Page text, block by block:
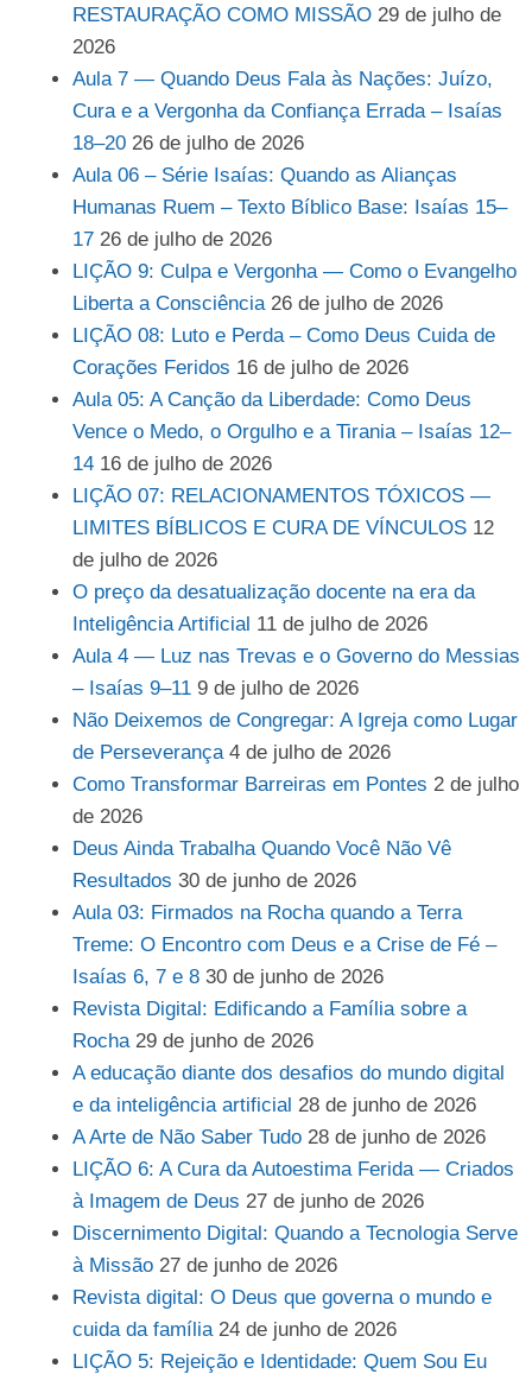
RESTAURAÇÃO COMO MISSÃO 29 de julho de
2026
Aula 7 — Quando Deus Fala às Nações: Juízo,
Cura e a Vergonha da Confiança Errada – Isaías
18–20 26 de julho de 2026
Aula 06 – Série Isaías: Quando as Alianças
Humanas Ruem – Texto Bíblico Base: Isaías 15–
17 26 de julho de 2026
LIÇÃO 9: Culpa e Vergonha — Como o Evangelho
Liberta a Consciência 26 de julho de 2026
LIÇÃO 08: Luto e Perda – Como Deus Cuida de
Corações Feridos 16 de julho de 2026
Aula 05: A Canção da Liberdade: Como Deus
Vence o Medo, o Orgulho e a Tirania – Isaías 12–
14 16 de julho de 2026
LIÇÃO 07: RELACIONAMENTOS TÓXICOS —
LIMITES BÍBLICOS E CURA DE VÍNCULOS 12
de julho de 2026
O preço da desatualização docente na era da
Inteligência Artificial 11 de julho de 2026
Aula 4 — Luz nas Trevas e o Governo do Messias
– Isaías 9–11 9 de julho de 2026
Não Deixemos de Congregar: A Igreja como Lugar
de Perseverança 4 de julho de 2026
Como Transformar Barreiras em Pontes 2 de julho
de 2026
Deus Ainda Trabalha Quando Você Não Vê
Resultados 30 de junho de 2026
Aula 03: Firmados na Rocha quando a Terra
Treme: O Encontro com Deus e a Crise de Fé –
Isaías 6, 7 e 8 30 de junho de 2026
Revista Digital: Edificando a Família sobre a
Rocha 29 de junho de 2026
A educação diante dos desafios do mundo digital
e da inteligência artificial 28 de junho de 2026
A Arte de Não Saber Tudo 28 de junho de 2026
LIÇÃO 6: A Cura da Autoestima Ferida — Criados
à Imagem de Deus 27 de junho de 2026
Discernimento Digital: Quando a Tecnologia Serve
à Missão 27 de junho de 2026
Revista digital: O Deus que governa o mundo e
cuida da família 24 de junho de 2026
LIÇÃO 5: Rejeição e Identidade: Quem Sou Eu